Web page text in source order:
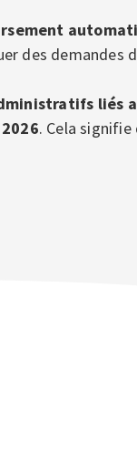
des demandes
liés
. Cela